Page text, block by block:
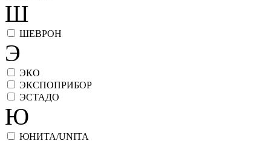
Ш
ШЕВРОН
Э
ЭКО
ЭКСПОПРИБОР
ЭСТАДО
Ю
ЮНИТА/UNITA